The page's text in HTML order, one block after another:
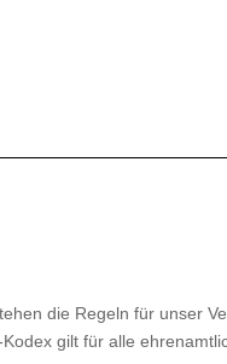
die Regeln für unser
gilt für alle